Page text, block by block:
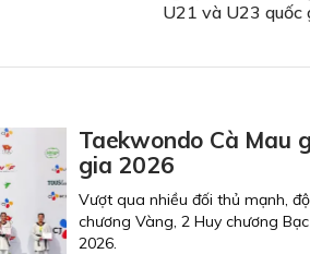
U21 và U23 quốc
Taekwondo Cà Mau
gia 2026
Vượt qua nhiều đối thủ mạnh,
chương Vàng, 2 Huy chương
2026.